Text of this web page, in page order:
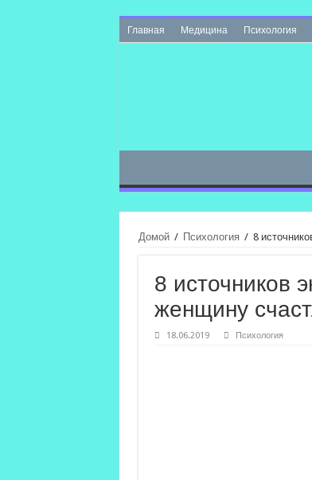
Главная Медицина Психология
Домой / Психология / 8
8 источников
женщину
18.06.2019 Психология